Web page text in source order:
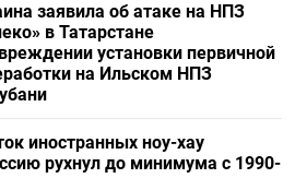
заявила об атаке на НПЗ
в Татарстане
установки первичной
на Ильском НПЗ
иностранных ноу-хау
рухнул до минимума с 1990-